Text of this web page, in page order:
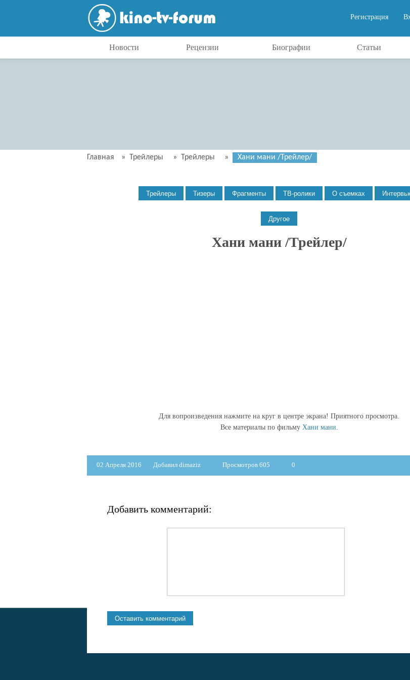
Регистрация
Новости Рецензии Биографии Статьи
Главная » Трейлеры » Трейлеры » Хани мани /Трейлер/
Хани мани /Трейлер/
Для вопроизведения нажмите на круг в центре экрана! Приятного просмотра.
Все материалы по фильму Хани мани.
02 Апреля 2016 Добавил dimaziz Просмотров 605 0
Добавить комментарий: